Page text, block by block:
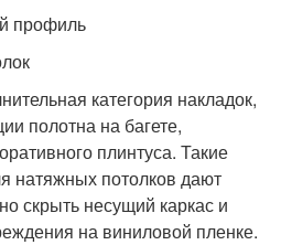
профиль
категория накладок,
полотна на багете,
плинтуса. Такие
натяжных потолков дают
скрыть несущий каркас и
на виниловой пленке.